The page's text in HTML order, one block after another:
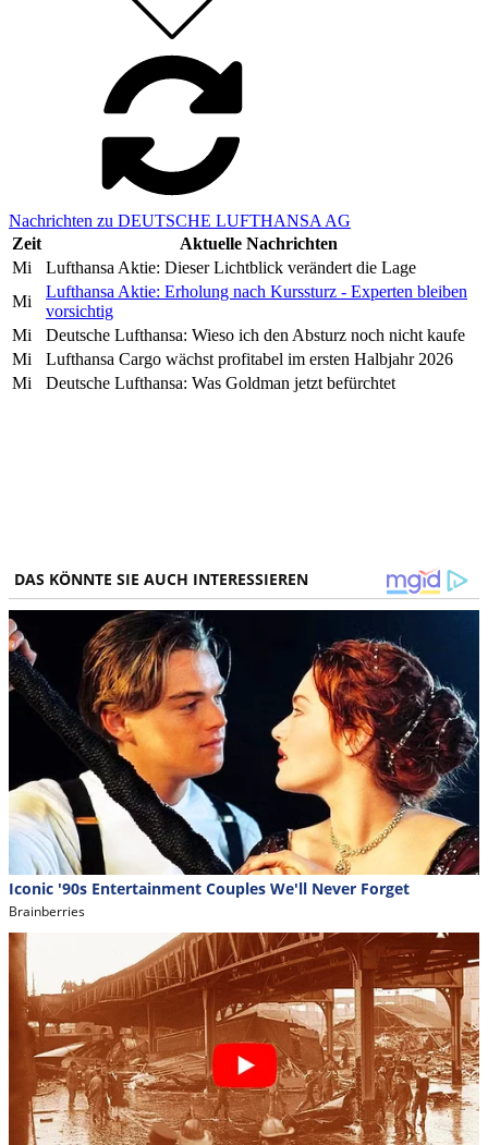
Nachrichten zu DEUTSCHE LUFTHANSA AG
Zeit
Aktuelle Nachrichten
Mi
Lufthansa Aktie: Dieser Lichtblick verändert die Lage
Mi
Lufthansa Aktie: Erholung nach Kurssturz - Experten bleiben
vorsichtig
Mi
Deutsche Lufthansa: Wieso ich den Absturz noch nicht kaufe
Mi
Lufthansa Cargo wächst profitabel im ersten Halbjahr 2026
Mi
Deutsche Lufthansa: Was Goldman jetzt befürchtet